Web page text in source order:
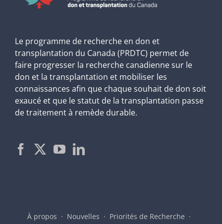
Le programme de recherche en don et
transplantation du Canada (PRDTC) permet de
faire progresser la recherche canadienne sur le
don et la transplantation et mobiliser les
connaissances afin que chaque souhait de don soit
exaucé et que le statut de la transplantation passe
de traitement à remède durable.
À propos Nouvelles
Priorités de Recherche